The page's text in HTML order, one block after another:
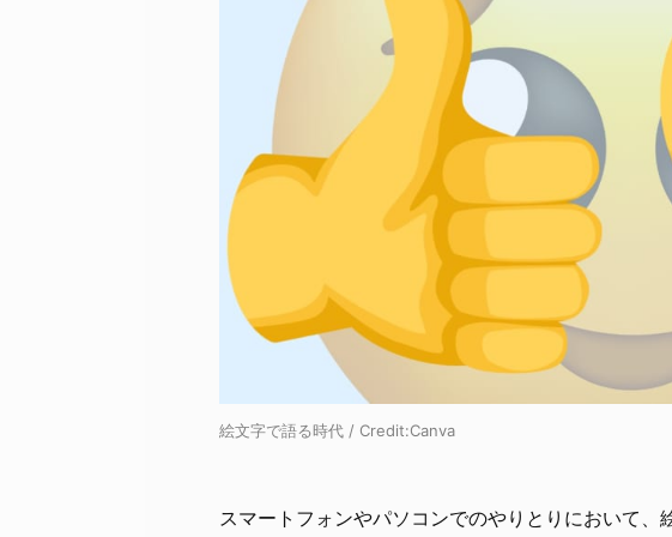
絵文字で語る時代 / Credit:Canva
スマートフォンやパソコンでのやりとりにおいて、